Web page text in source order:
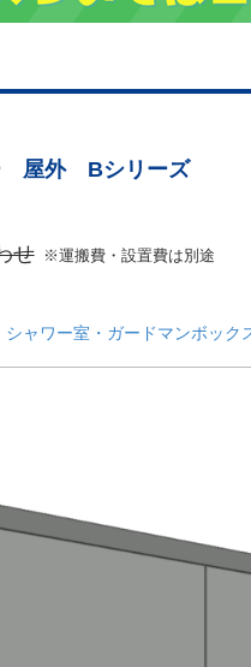
屋外 Bシリーズ
せ
※運搬費・設置費は別途
シャワー室・ガードマンボック